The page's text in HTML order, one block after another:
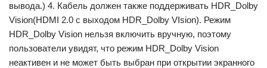
вывода.) 4. Кабель должен также поддерживать HDR_Dolby
Vision(HDMI 2.0 с выходом HDR_Dolby VIsion). Режим
HDR_Dolby Vision нельзя включить вручную, поэтому
пользователи увидят, что режим HDR_Dolby Vision
неактивен и не может быть выбран при открытии экранного